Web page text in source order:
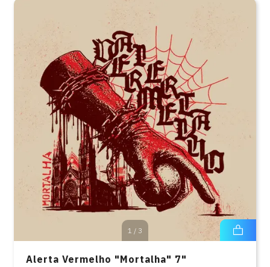
1 / 3
Alerta Vermelho "Mortalha" 7"